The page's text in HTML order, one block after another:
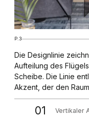
P.3
Die Designlinie
Aufteilung des
Scheibe. Die Linie
Akzent, der den
01 Vertikaler